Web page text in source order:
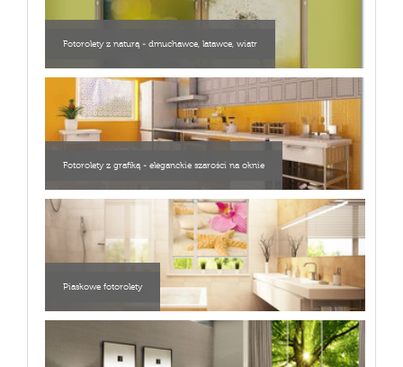
Fotorolety z naturą - dmuchawce, latawce, wiatr
Fotorolety z grafiką - eleganckie szarości na oknie
Piaskowe fotorolety